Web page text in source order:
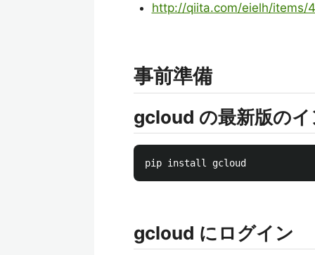
http://qiita.com/eielh/items/
事前準備
gcloud の最新版の
gcloud にログイン